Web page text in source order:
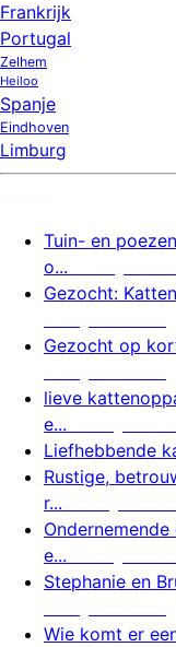
Frankrijk
Portugal
Zelhem
Heiloo
Spanje
Eindhoven
Limburg
Tuin- en
o...
Gezocht:
Gezocht op
lieve
e...
Liefhebbende
Rustige,
r...
e...
Stephanie en
Wie komt er